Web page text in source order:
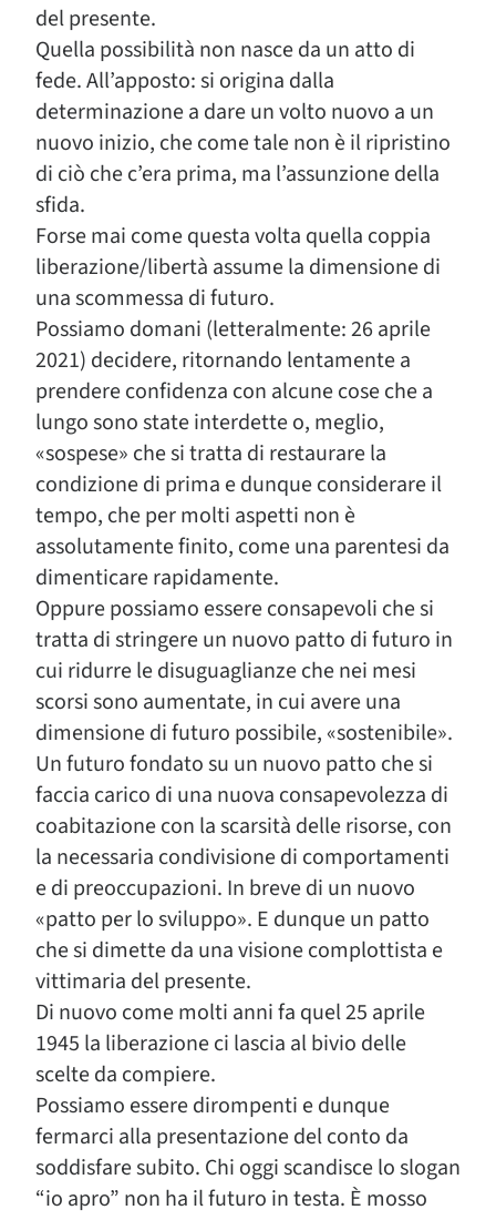
del presente.
Quella possibilità non nasce da un atto di
fede. All’apposto: si origina dalla
determinazione a dare un volto nuovo a un
nuovo inizio, che come tale non è il ripristino
di ciò che c’era prima, ma l’assunzione della
sfida.
Forse mai come questa volta quella coppia
liberazione/libertà assume la dimensione di
una scommessa di futuro.
Possiamo domani (letteralmente: 26 aprile
2021) decidere, ritornando lentamente a
prendere confidenza con alcune cose che a
lungo sono state interdette o, meglio,
«sospese» che si tratta di restaurare la
condizione di prima e dunque considerare il
tempo, che per molti aspetti non è
assolutamente finito, come una parentesi da
dimenticare rapidamente.
Oppure possiamo essere consapevoli che si
tratta di stringere un nuovo patto di futuro in
cui ridurre le disuguaglianze che nei mesi
scorsi sono aumentate, in cui avere una
dimensione di futuro possibile, «sostenibile».
Un futuro fondato su un nuovo patto che si
faccia carico di una nuova consapevolezza di
coabitazione con la scarsità delle risorse, con
la necessaria condivisione di comportamenti
e di preoccupazioni. In breve di un nuovo
«patto per lo sviluppo». E dunque un patto
che si dimette da una visione complottista e
vittimaria del presente.
Di nuovo come molti anni fa quel 25 aprile
1945 la liberazione ci lascia al bivio delle
scelte da compiere.
Possiamo essere dirompenti e dunque
fermarci alla presentazione del conto da
soddisfare subito. Chi oggi scandisce lo slogan
“io apro” non ha il futuro in testa. È mosso